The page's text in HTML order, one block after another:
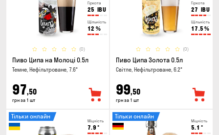
Гіркота
25 IBU
Щільність
12 %
(0)
Пиво Ципа на Молоці 0.5л
Темне, Нефільтроване, 7.6°
97,50
грн за 1 шт
Гіркота
27 IBU
Щільність
17.5 %
(0)
Пиво Ципа Золота 0.5л
Світле, Нефільтроване, 6.2°
99,50
грн за 1 шт
Міцність
7.9 °
Тільки онлайн
Міцність
5.1 °
Тільки онлайн